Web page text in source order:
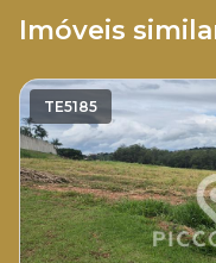
Imóveis
TE5185